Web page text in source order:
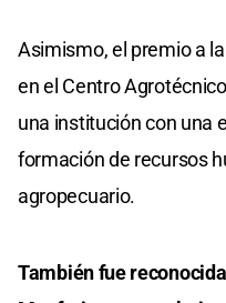
Asimismo, el premio a
en el Centro
una institución con una
formación de recursos
agropecuario.
También fue